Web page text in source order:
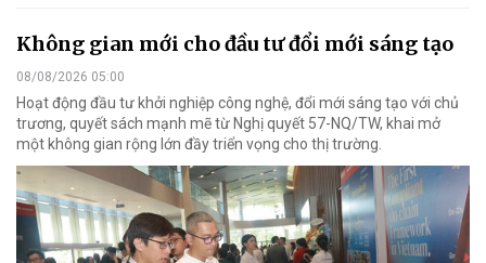
Không gian mới cho đầu tư đổi mới sáng tạo
08/08/2026 05:00
Hoạt động đầu tư khởi nghiệp công nghệ, đổi mới sáng tạo với chủ
trương, quyết sách mạnh mẽ từ Nghị quyết 57-NQ/TW, khai mở
một không gian rộng lớn đầy triển vọng cho thị trường.